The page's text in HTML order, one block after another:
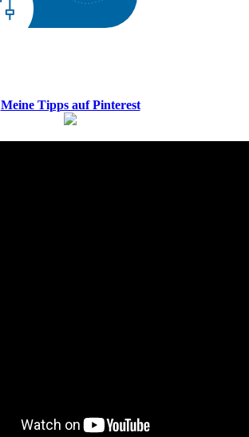
Meine Tipps auf Pinterest